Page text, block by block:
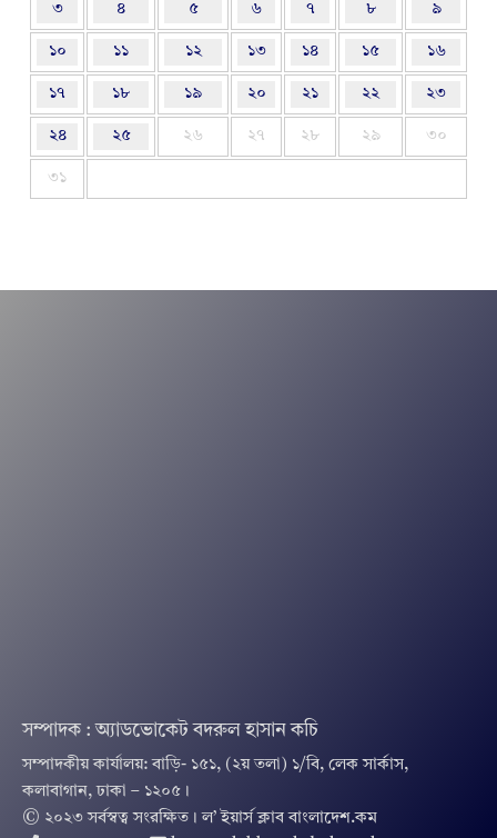
৩ ৪ ৫ ৬ ৭ ৮ ৯
১০ ১১ ১২ ১৩ ১৪ ১৫ ১৬
১৭ ১৮ ১৯ ২০ ২১ ২২ ২৩
২৪ ২৫ ২৬ ২৭ ২৮ ২৯ ৩০
৩১
সম্পাদক : অ্যাডভোকেট বদরুল হাসান কচি
সম্পাদকীয় কার্যালয়: বাড়ি- ১৫১, (২য় তলা) ১/বি, লেক সার্কাস,
কলাবাগান, ঢাকা – ১২০৫।
© ২০২৩ সর্বস্বত্ব সংরক্ষিত । ল’ ইয়ার্স ক্লাব বাংলাদেশ.কম